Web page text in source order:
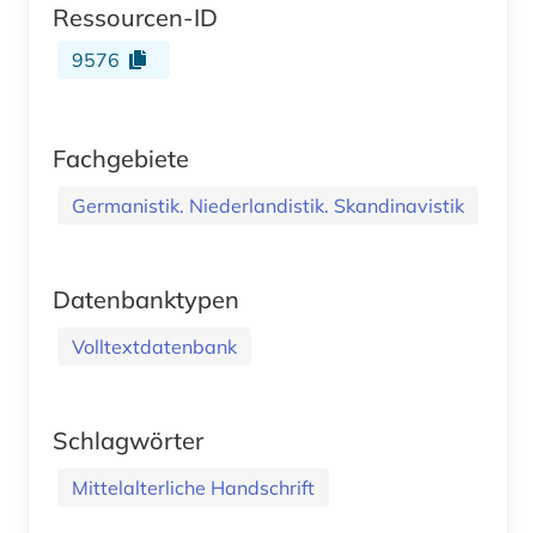
Ressourcen-ID
9576
Fachgebiete
Germanistik. Niederlandistik. Skandinavistik
Datenbanktypen
Volltextdatenbank
Schlagwörter
Mittelalterliche Handschrift